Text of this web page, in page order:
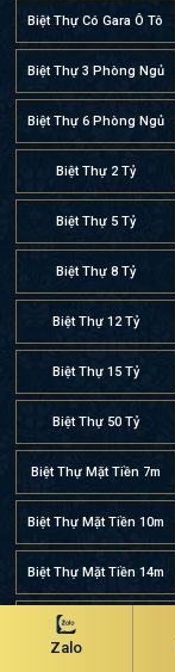
Biệt Thự Có Gara Ô Tô
Biệt Thự 3 Phòng Ngủ
Biệt Thự 6 Phòng Ngủ
Biệt Thự 2 Tỷ
Biệt Thự 5 Tỷ
Biệt Thự 8 Tỷ
Biệt Thự 12 Tỷ
Biệt Thự 15 Tỷ
Biệt Thự 50 Tỷ
Biệt Thự Mặt Tiền 7m
Biệt Thự Mặt Tiền 10m
Biệt Thự Mặt Tiền 14m
Biệt Thự Mặt Tiền 17m
Zalo